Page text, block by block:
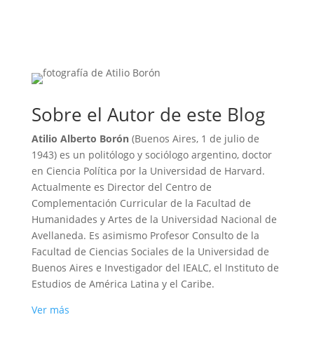
Sobre el Autor de este Blog
Atilio Alberto Borón(Buenos Aires, 1 de julio de
1943) es un politólogo y sociólogo argentino, doctor
en Ciencia Política por la Universidad de Harvard.
Actualmente es Director del Centro de
Complementación Curricular de la Facultad de
Humanidades y Artes de la Universidad Nacional de
Avellaneda. Es asimismo Profesor Consulto de la
Facultad de Ciencias Sociales de la Universidad de
Buenos Aires e Investigador del IEALC, el Instituto de
Estudios de América Latina y el Caribe.
Ver más